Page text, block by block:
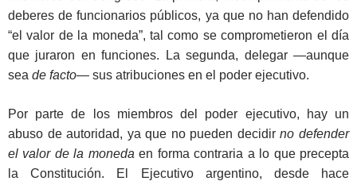
deberes de funcionarios públicos, ya que no han defendido
“el valor de la moneda”, tal como se comprometieron el día
que juraron en funciones. La segunda, delegar —aunque
sea de facto— sus atribuciones en el poder ejecutivo.
Por parte de los miembros del poder ejecutivo, hay un
abuso de autoridad, ya que no pueden decidirno defender
el valor de la moneda en forma contraria a lo que precepta
la Constitución. El Ejecutivo argentino, desde hace